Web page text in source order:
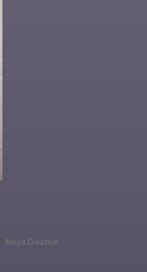
Mega Creative